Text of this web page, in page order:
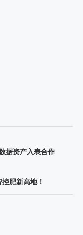
据资产入表合作
肥新高地！